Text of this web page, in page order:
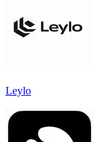
Leylo